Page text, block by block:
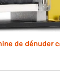
de dénuder